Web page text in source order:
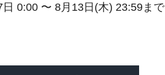
日 0:00 〜 8月13日(木) 23:59まで